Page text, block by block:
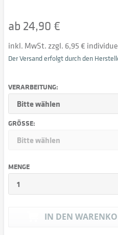
ab 24,90 €
inkl. MwSt. zzgl. 6,95 €
Der Versand erfolgt durch den
VERARBEITUNG:
GRÖSSE:
MENGE
IN DEN